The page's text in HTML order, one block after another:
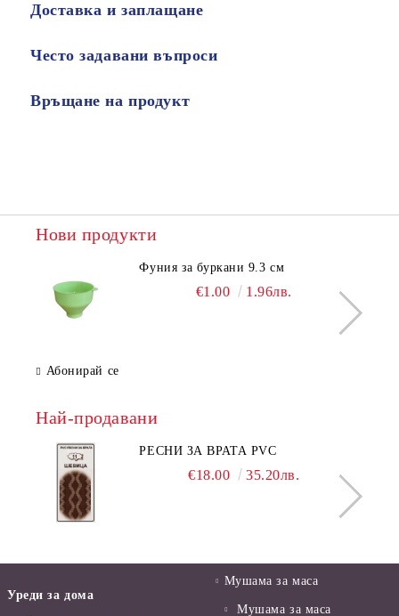
Доставка и заплащане
Често задавани въпроси
Връщане на продукт
Нови продукти
Фуния за буркани 9.3 см
€1.00 1.96лв.
Абонирай се
Най-продавани
РЕСНИ ЗА ВРАТА PVC
€18.00 35.20лв.
Уреди за дома
Мушама за маса
Мушама за маса